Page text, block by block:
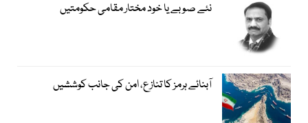
نئے صوبے یا خود مختار مقامی حکومتیں
آبنائے ہرمز کا تنازع، امن کی جانب کوششیں